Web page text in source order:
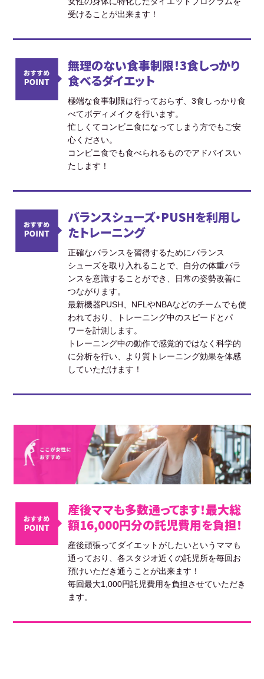
受けることが出来ます！
無理のない食事制限！3食しっかり
食べるダイエット
極端な食事制限は行っておらず、3食しっかり食
べてボディメイクを行います。
忙しくてコンビニ食になってしまう方でもご安
心ください。
コンビニ食でも食べられるものでアドバイスい
たします！
バランスシューズ・PUSHを利用し
たトレーニング
正確なバランスを習得するためにバランス
シューズを取り入れることで、自分の体重バラ
ンスを意識することができ、日常の姿勢改善に
つながります。
最新機器PUSH、NFLやNBAなどのチームでも使
われており、トレーニング中のスピードとパ
ワーを計測します。
トレーニング中の動作で感覚的ではなく科学的
に分析を行い、より質トレーニング効果を体感
していただけます！
産後ママも多数通ってます！最大総
額16,000円分の託児費用を負担！
産後頑張ってダイエットがしたいというママも
通っており、各スタジオ近くの託児所を毎回お
預けいただき通うことが出来ます！
毎回最大1,000円託児費用を負担させていただき
ます。